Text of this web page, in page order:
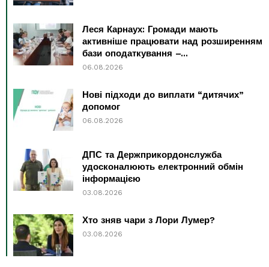
Леся Карнаух: Громади мають
активніше працювати над розширенням
бази оподаткування –...
06.08.2026
Нові підходи до виплати “дитячих”
допомог
06.08.2026
ДПС та Держприкордонслужба
удосконалюють електронний обмін
інформацією
03.08.2026
Хто зняв чари з Лори Лумер?
03.08.2026